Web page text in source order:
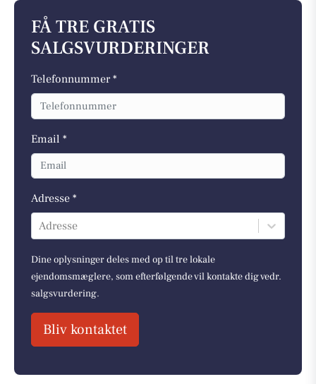
FÅ TRE GRATIS
SALGSVURDERINGER
Telefonnummer *
Email *
Adresse *
Adresse
Dine oplysninger deles med op til tre lokale
ejendomsmæglere, som efterfølgende vil kontakte dig vedr.
salgsvurdering.
Bliv kontaktet